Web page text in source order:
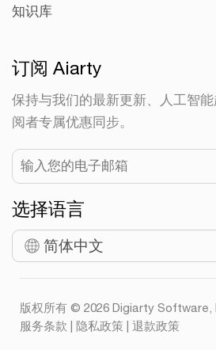
知识库
订阅 Aiarty
保持与我们的最新更新、人工智
阅者专属优惠同步。
选择语言
简体中文
版权所有 © 2026 Digiarty Software,
服务条款
隐私政策 退款政策